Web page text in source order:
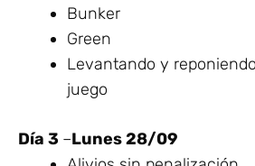
Bunker
Green
Levantando y
juego
Día 3 –Lunes 28/09